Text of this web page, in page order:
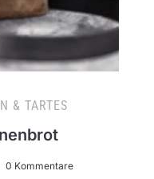
& TARTES
0 Kommentare